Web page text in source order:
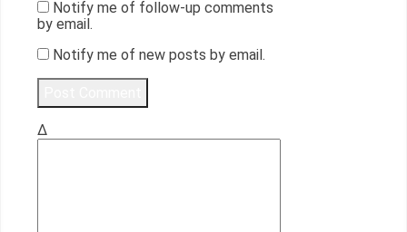
Notify me of follow-up comments
by email.
Notify me of new posts by email.
Δ